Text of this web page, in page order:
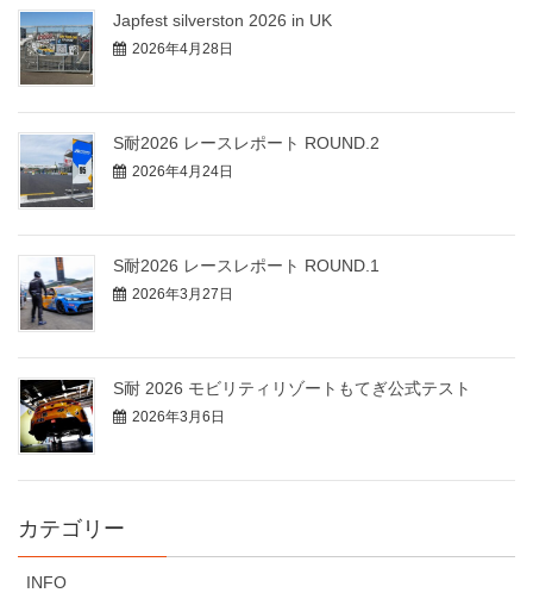
Japfest silverston 2026 in UK
2026年4月28日
S耐2026 レースレポート ROUND.2
2026年4月24日
S耐2026 レースレポート ROUND.1
2026年3月27日
S耐 2026 モビリティリゾートもてぎ公式テスト
2026年3月6日
カテゴリー
INFO